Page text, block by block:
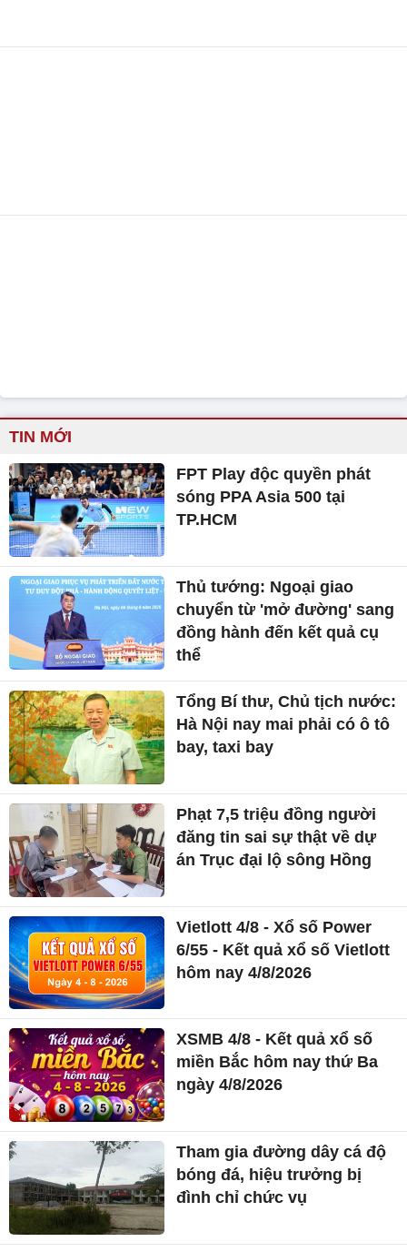
TIN MỚI
FPT Play độc quyền phát
sóng PPA Asia 500 tại
TP.HCM
Thủ tướng: Ngoại giao
chuyển từ 'mở đường' sang
đồng hành đến kết quả cụ
thể
Tổng Bí thư, Chủ tịch nước:
Hà Nội nay mai phải có ô tô
bay, taxi bay
Phạt 7,5 triệu đồng người
đăng tin sai sự thật về dự
án Trục đại lộ sông Hồng
Vietlott 4/8 - Xổ số Power
6/55 - Kết quả xổ số Vietlott
hôm nay 4/8/2026
XSMB 4/8 - Kết quả xổ số
miền Bắc hôm nay thứ Ba
ngày 4/8/2026
Tham gia đường dây cá độ
bóng đá, hiệu trưởng bị
đình chỉ chức vụ